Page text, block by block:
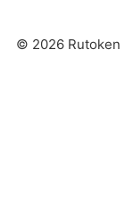
© 2026 Rutoken